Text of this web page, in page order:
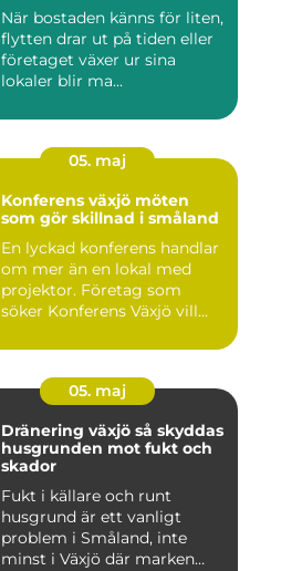
När bostaden känns för liten,
flytten drar ut på tiden eller
företaget växer ur sina
lokaler blir ma...
05. maj
Konferens växjö möten
som gör skillnad i småland
En lyckad konferens handlar
om mer än en lokal med
projektor. Företag som
söker Konferens Växjö vill...
05. maj
Dränering växjö så skyddas
husgrunden mot fukt och
skador
Fukt i källare och runt
husgrund är ett vanligt
problem i Småland, inte
minst i Växjö där marken